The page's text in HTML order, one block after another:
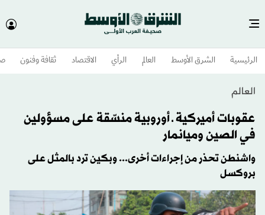
الرئيسية الشرق الأوسط​ العالم الرأي الاقتصاد ثقافة وفنون
العالم
عقوبات أميركية ـ أوروبية منسّقة على مسؤولين
في الصين وميانمار
واشنطن تحذر من إجراءات أخرى... وبكين ترد بالمثل على
بروكسل